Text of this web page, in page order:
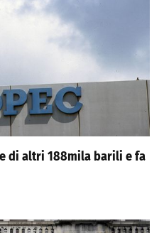
di altri 188mila barili e fa